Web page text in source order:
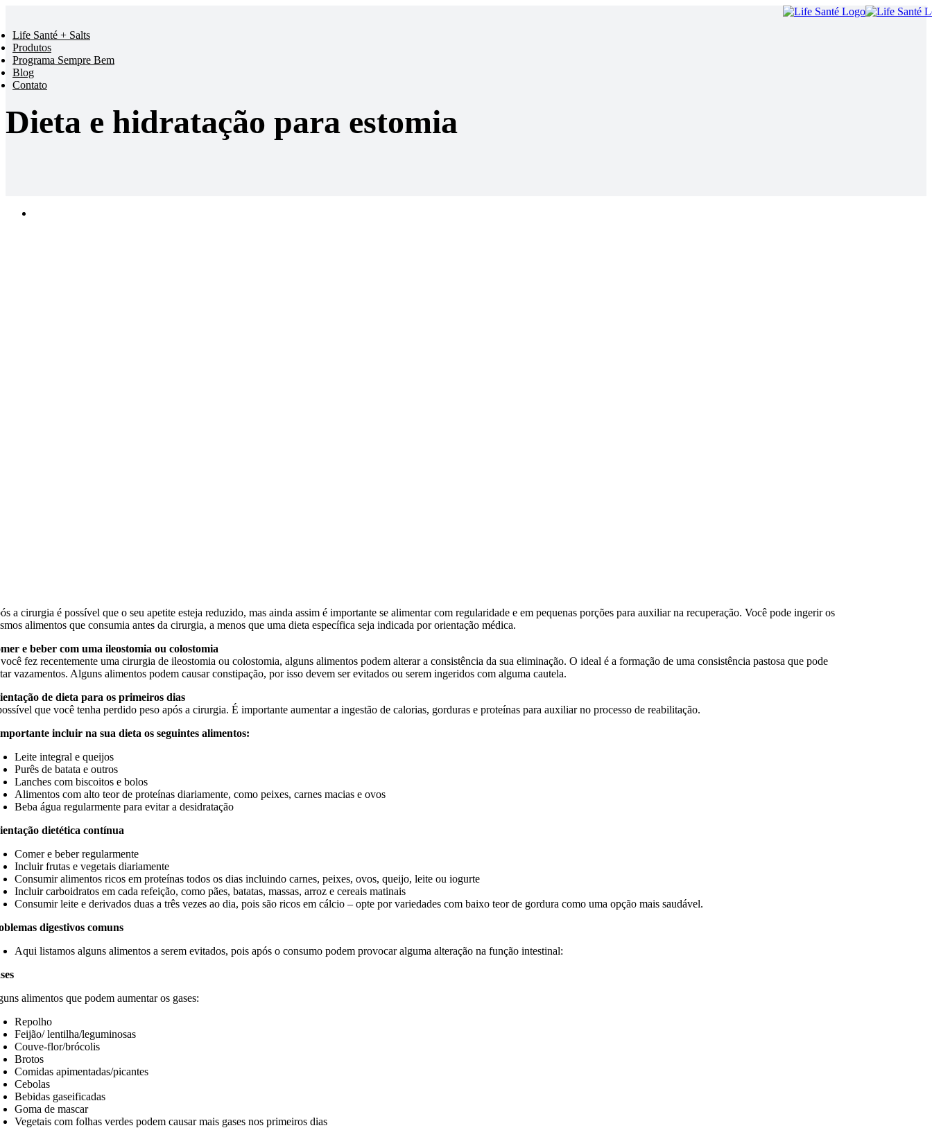
conteúdo
Life Santé + Salts
Produtos
Programa Sempre Bem
Blog
Contato
Dieta e hidratação para estomia
a cirurgia é possível que o seu apetite esteja reduzido, mas ainda assim é importante se alimentar com regularidade e em pequenas porções para auxiliar na recuperação. Você pode ingerir os
alimentos que consumia antes da cirurgia, a menos que uma dieta específica seja indicada por orientação médica.
e beber com uma ileostomia ou colostomia
fez recentemente uma cirurgia de ileostomia ou colostomia, alguns alimentos podem alterar a consistência da sua eliminação. O ideal é a formação de uma consistência pastosa que pode
vazamentos. Alguns alimentos podem causar constipação, por isso devem ser evitados ou serem ingeridos com alguma cautela.
de dieta para os primeiros dias
que você tenha perdido peso após a cirurgia. É importante aumentar a ingestão de calorias, gorduras e proteínas para auxiliar no processo de reabilitação.
incluir na sua dieta os seguintes alimentos:
Leite integral e queijos
Purês de batata e outros
Lanches com biscoitos e bolos
Alimentos com alto teor de proteínas diariamente, como peixes, carnes macias e ovos
Beba água regularmente para evitar a desidratação
dietética contínua
Comer e beber regularmente
Incluir frutas e vegetais diariamente
Consumir alimentos ricos em proteínas todos os dias incluindo carnes, peixes, ovos, queijo, leite ou iogurte
Incluir carboidratos em cada refeição, como pães, batatas, massas, arroz e cereais matinais
Consumir leite e derivados duas a três vezes ao dia, pois são ricos em cálcio – opte por variedades com baixo teor de gordura como uma opção mais saudável.
digestivos comuns
Aqui listamos alguns alimentos a serem evitados, pois após o consumo podem provocar alguma alteração na função intestinal:
alimentos que podem aumentar os gases:
Repolho
Feijão/ lentilha/leguminosas
Couve-flor/brócolis
Brotos
Comidas apimentadas/picantes
Cebolas
Bebidas gaseificadas
Goma de mascar
Vegetais com folhas verdes podem causar mais gases nos primeiros dias